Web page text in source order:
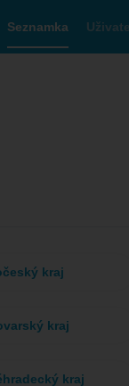
Seznamka
kraj
kraj
kraj